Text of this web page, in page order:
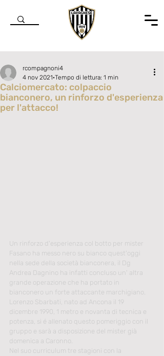
Calciomercato: colpaccio
bianconero, un rinforzo d'esperienza
per l'attacco!
rcompagnoni4
4 nov 2021 Tempo di lettura: 1 min
Un rinforzo d'esperienza col botto per mister
Fasano ha messo nero su bianco quest'oggi
nella sede della società bianconera, il Dg
Andrea Dagnino ha infatti concluso un' altra
grande operazione che ha portato in
bianconero un forte attaccante marchigiano.
Lorenzo Sbarbati, nato ad Ancona il 19
dicembre 1990, 1 metro e novanta di tecnica e
potenza, si é allenato questo pomeriggio con il
gruppo e sarà a disposizione del mister già
domenica a Caronno.
Nel suo curriculum tre stagioni con la